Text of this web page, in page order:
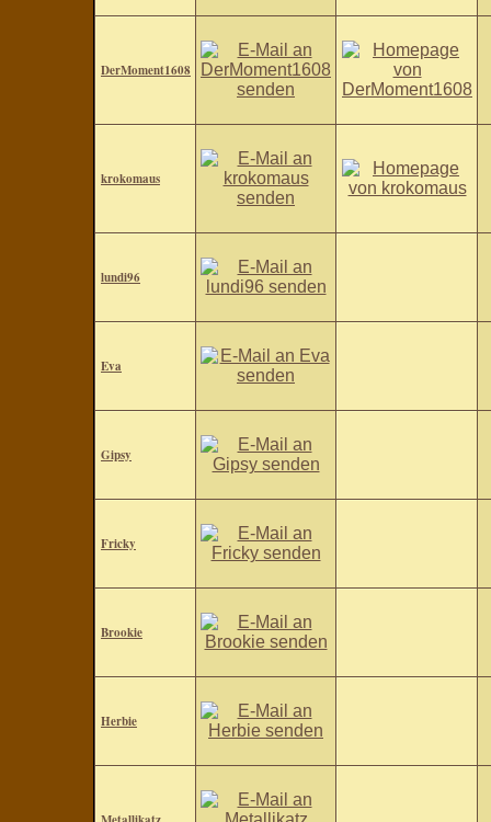
DerMoment1608
krokomaus
lundi96
Eva
Gipsy
Fricky
Brookie
Herbie